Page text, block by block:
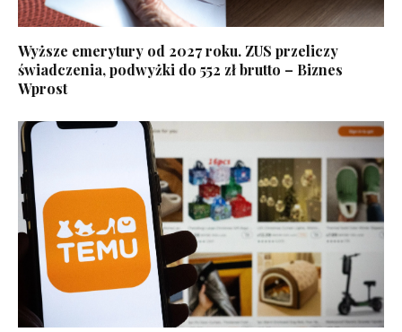
Wyższe emerytury od 2027 roku. ZUS przeliczy
świadczenia, podwyżki do 552 zł brutto – Biznes
Wprost